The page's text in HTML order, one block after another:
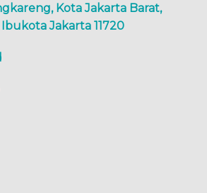
Kota Jakarta Barat,
Jakarta 11720